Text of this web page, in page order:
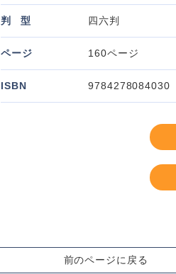
判型 四六判
ページ 160ページ
ISBN 9784278084030
前のページに戻る